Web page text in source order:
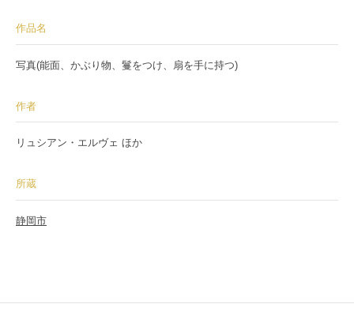
作品名
写真(能面、かぶり物、鬘をつけ、扇を手に持つ)
作者
リュシアン・エルヴェ ほか
所蔵
静岡市